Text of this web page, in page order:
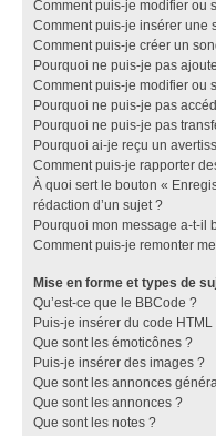
Comment puis-je modifier ou
Comment puis-je insérer une
Comment puis-je créer un
Pourquoi ne puis-je pas
Comment puis-je modifier ou
Pourquoi ne puis-je pas
Pourquoi ne puis-je pas
Pourquoi ai-je reçu un
Comment puis-je rapporter
À quoi sert le bouton «
rédaction d’un sujet ?
Pourquoi mon message a-t-il
Comment puis-je remonter
Mise en forme et types de
Qu’est-ce que le BBCode ?
Puis-je insérer du code HTML
Que sont les émoticônes ?
Puis-je insérer des images ?
Que sont les annonces
Que sont les annonces ?
Que sont les notes ?